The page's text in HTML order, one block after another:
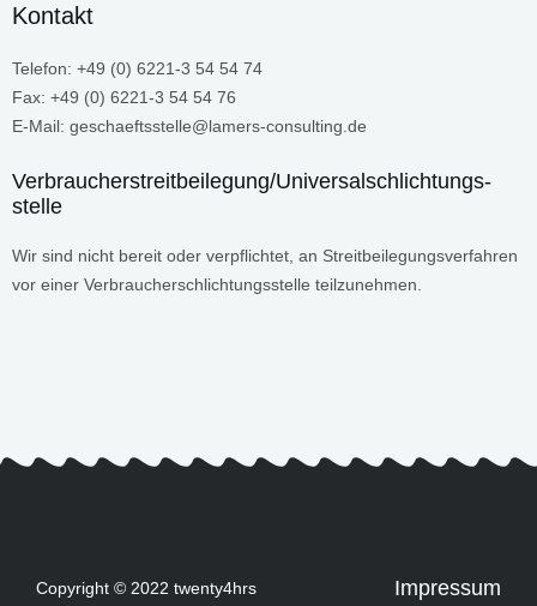
Kontakt
Telefon: +49 (0) 6221-3 54 54 74
Fax: +49 (0) 6221-3 54 54 76
E-Mail: geschaeftsstelle@lamers-consulting.de
Verbraucher­streit­beilegung/Universal­schlichtungs­
stelle
Wir sind nicht bereit oder verpflichtet, an Streitbeilegungsverfahren
vor einer Verbraucherschlichtungsstelle teilzunehmen.
Copyright © 2022 twenty4hrs Impressum